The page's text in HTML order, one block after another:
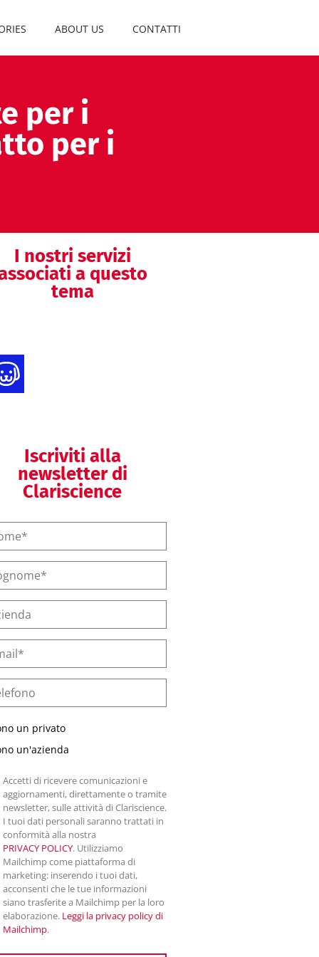
ABOUT US CONTATTI
per i
per i
I nostri servizi
a questo
tema
Iscriviti alla
newsletter di
Clariscience
un privato
un'azienda
Accetti di ricevere comunicazioni e
aggiornamenti, direttamente o tramite
newsletter, sulle attività di Clariscience.
I tuoi dati personali saranno trattati in
conformità alla nostra
PRIVACY POLICY. Utilizziamo
Mailchimp come piattaforma di
marketing: inserendo i tuoi dati,
acconsenti che le tue informazioni
siano trasferite a Mailchimp per la loro
elaborazione. Leggi la privacy policy di
Mailchimp.